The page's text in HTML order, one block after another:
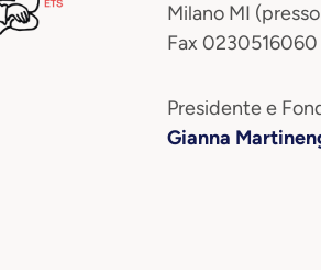
Milano MI
Fax 0230516060
Presidente e
Gianna